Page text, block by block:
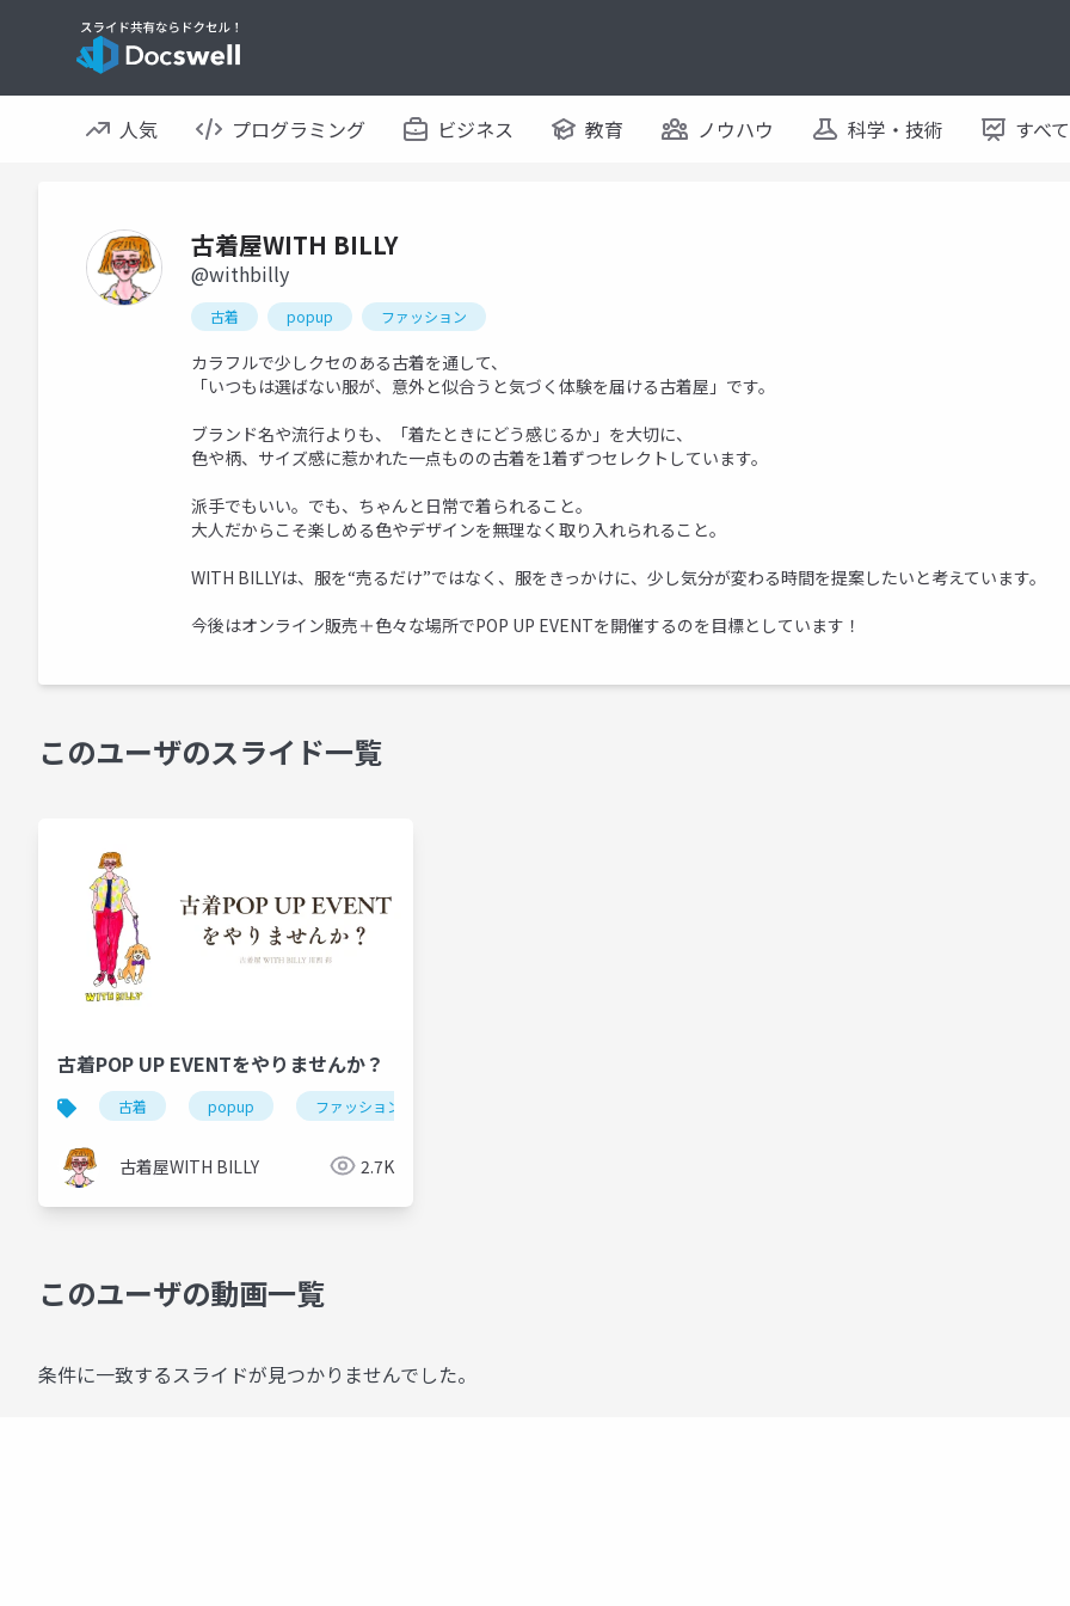
人気 プログラミング ビジネス 教育 ノウハウ 科学・技術 すべ
古着屋WITH BILLY
@withbilly
古着 popup ファッション
カラフルで少しクセのある古着を通して、
「いつもは選ばない服が、意外と似合うと気づく体験を届ける古着屋」です。
ブランド名や流行よりも、「着たときにどう感じるか」を大切に、
色や柄、サイズ感に惹かれた一点ものの古着を1着ずつセレクトしています。
派手でもいい。でも、ちゃんと日常で着られること。
大人だからこそ楽しめる色やデザインを無理なく取り入れられること。
WITH BILLYは、服を“売るだけ”ではなく、服をきっかけに、少し気分が変わる時間を提案したいと考えています。
今後はオンライン販売＋色々な場所でPOP UP EVENTを開催するのを目標としています！
このユーザのスライド一覧
古着POP UP EVENTをやりませんか？
古着 popup ファッション
古着屋WITH BILLY 2.7K
このユーザの動画一覧
条件に一致するスライドが見つかりませんでした。